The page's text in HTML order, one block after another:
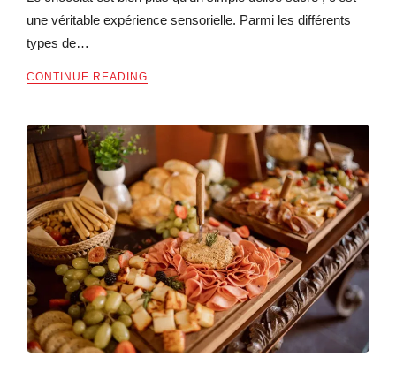
une véritable expérience sensorielle. Parmi les différents
types de…
CONTINUE READING